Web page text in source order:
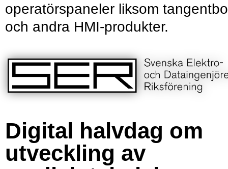
operatörspaneler liksom
och andra HMI-produkter.
Digital halvdag om
utveckling av